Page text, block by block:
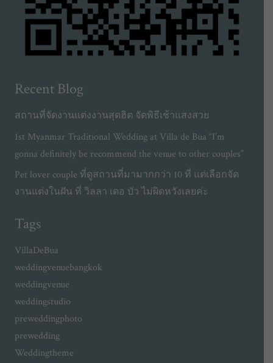
Recent Blog
สถานที่จัดงานแต่งงานสุดฮิต จัดพิธีเช้าแสงสวย
1st Myanmar Traditional Wedding at Villa de Bua “I’m
gonna definitely be recommend the venue to other couples”
Pet lover couple ที่ดูสถานที่มามากกว่า 10 ที่ แต่เลือกจัด
งานแต่งในฝัน ที่ วิลลา เดอ บัว ไม่ผิดหวังเลยค่ะ
Tags
VillaDeBua
weddingvenuebangkok
weddingvenue
weddingstudio
preweddingphoto
prewedding
Weddingtheme